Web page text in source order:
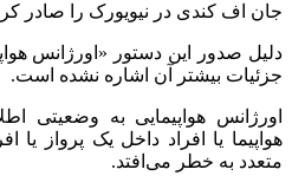
جان اف کندی در نیویورک را صادر
دلیل صدور این دستور «اورژانس
جزئیات بیشتر آن اشاره نشده است.
اورژانس هواپیمایی به وضعیتی
هواپیما یا افراد داخل یک پرواز یا
متعدد به خطر می‌افتد.